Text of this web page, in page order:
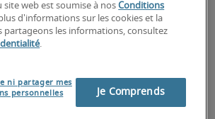
à de forts enjeux
se répercutent sur leurs besoins
des DSI sont :
web est soumise à nosConditions
d'informations sur les cookies et la
partageons les informations, consultez
.
ni partager mes
personnelles
Je Comprends